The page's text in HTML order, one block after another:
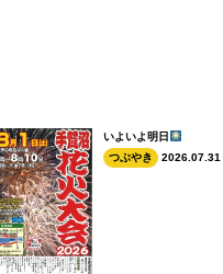
いよいよ明日
つぶやき
2026.07.31